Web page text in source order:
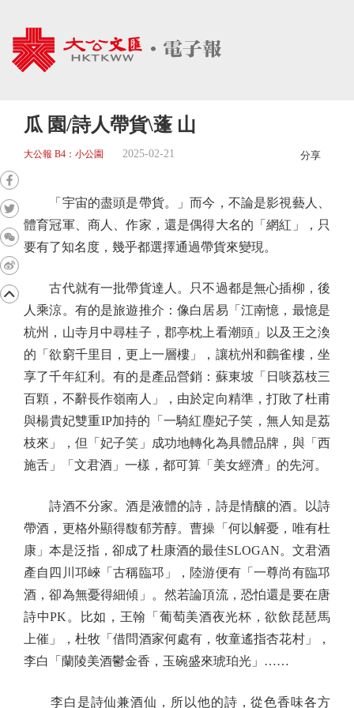
瓜 園/詩人帶貨\蓬 山
大公報 B4：小公園 2025-02-21 分享
「宇宙的盡頭是帶貨。」而今，不論是影視藝人、
體育冠軍、商人、作家，還是偶得大名的「網紅」，只
要有了知名度，幾乎都選擇通過帶貨來變現。
古代就有一批帶貨達人。只不過都是無心插柳，後
人乘涼。有的是旅遊推介：像白居易「江南憶，最憶是
杭州，山寺月中尋桂子，郡亭枕上看潮頭」以及王之渙
的「欲窮千里目，更上一層樓」，讓杭州和鸛雀樓，坐
享了千年紅利。有的是產品營銷：蘇東坡「日啖荔枝三
百顆，不辭長作嶺南人」，由於定向精準，打敗了杜甫
與楊貴妃雙重IP加持的「一騎紅塵妃子笑，無人知是荔
枝來」，但「妃子笑」成功地轉化為具體品牌，與「西
施舌」「文君酒」一樣，都可算「美女經濟」的先河。
詩酒不分家。酒是液體的詩，詩是情釀的酒。以詩
帶酒，更格外顯得馥郁芳醇。曹操「何以解憂，唯有杜
康」本是泛指，卻成了杜康酒的最佳SLOGAN。文君酒
產自四川邛崍「古稱臨邛」，陸游便有「一尊尚有臨邛
酒，卻為無憂得細傾」。然若論頂流，恐怕還是要在唐
詩中PK。比如，王翰「葡萄美酒夜光杯，欲飲琵琶馬
上催」，杜牧「借問酒家何處有，牧童遙指杏花村」，
李白「蘭陵美酒鬱金香，玉碗盛來琥珀光」……
李白是詩仙兼酒仙，所以他的詩，從色香味各方